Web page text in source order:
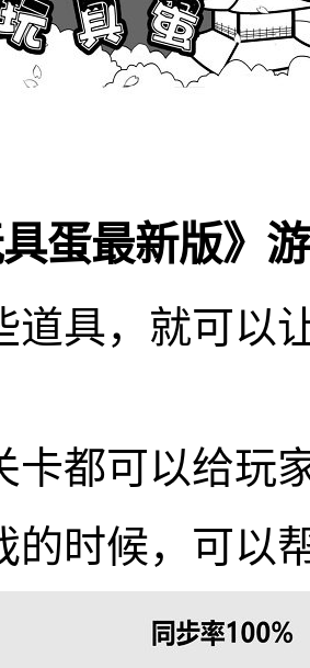
具蛋最新版》
道具，就可以
卡都可以给玩
的时候，可以